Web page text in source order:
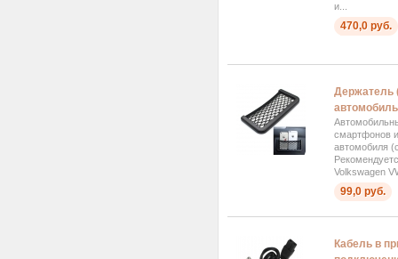
и...
470,0 руб.
Держатель
смартфонов
автомобиля
Volkswagen
99,0 руб.
Кабель в